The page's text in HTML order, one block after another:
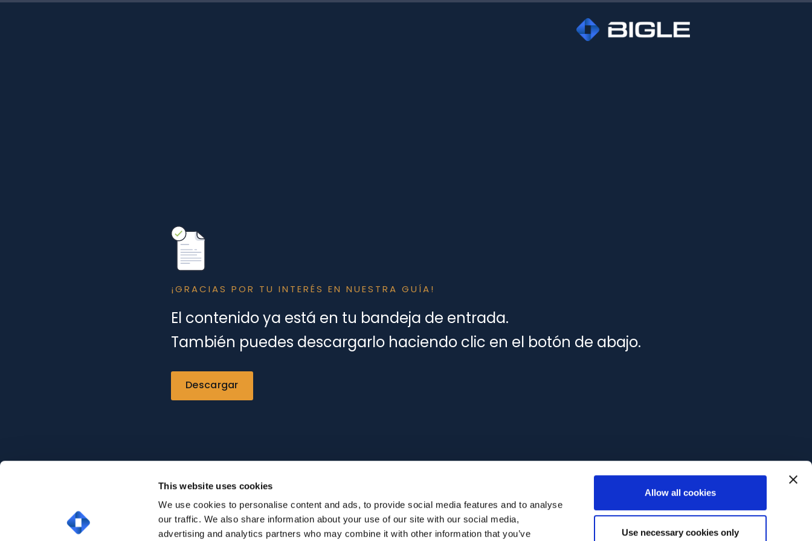
This website uses cookies
We use cookies to personalise content and ads, to provide social media features and to analyse
our traffic. We also share information about your use of our site with our social media,
advertising and analytics partners who may combine it with other information that you’ve
Allow all cookies
Use necessary cookies only
¡GRACIAS POR TU INTERÉS EN NUESTRA GUÍA!
El contenido ya está en tu bandeja de entrada.
También puedes descargarlo haciendo clic en el botón de abajo.
Descargar